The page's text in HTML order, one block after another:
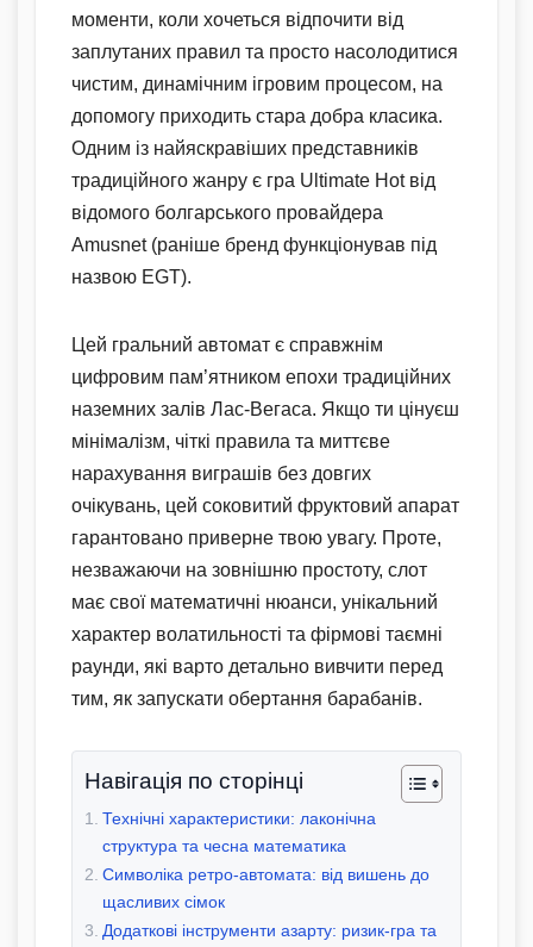
моменти, коли хочеться відпочити від
заплутаних правил та просто насолодитися
чистим, динамічним ігровим процесом, на
допомогу приходить стара добра класика.
Одним із найяскравіших представників
традиційного жанру є гра Ultimate Hot від
відомого болгарського провайдера
Amusnet (раніше бренд функціонував під
назвою EGT).
Цей гральний автомат є справжнім
цифровим пам’ятником епохи традиційних
наземних залів Лас-Вегаса. Якщо ти цінуєш
мінімалізм, чіткі правила та миттєве
нарахування виграшів без довгих
очікувань, цей соковитий фруктовий апарат
гарантовано приверне твою увагу. Проте,
незважаючи на зовнішню простоту, слот
має свої математичні нюанси, унікальний
характер волатильності та фірмові таємні
раунди, які варто детально вивчити перед
тим, як запускати обертання барабанів.
Навігація по сторінці
Технічні характеристики: лаконічна
структура та чесна математика
Символіка ретро-автомата: від вишень до
щасливих сімок
Додаткові інструменти азарту: ризик-гра та